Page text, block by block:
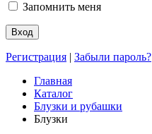
Запомнить меня
Регистрация | Забыли пароль?
Главная
Каталог
Блузки и рубашки
Блузки